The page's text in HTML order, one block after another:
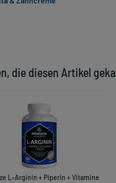
die diesen Artikel
L-Arginin + Piperin + Vitamine